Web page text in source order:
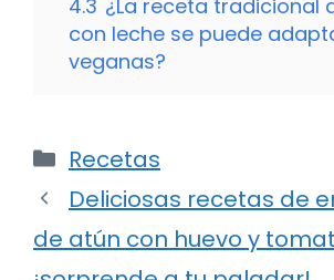
4.3 ¿La receta tradicional
con leche se puede
veganas?
Categorías
Recetas
Deliciosas recetas de
de atún con huevo y